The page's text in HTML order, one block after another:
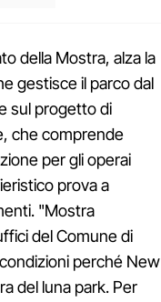
della Mostra, alza la
gestisce il parco dal
sul progetto di
che comprende
per gli operai
prova a
"Mostra
del Comune di
perché New
del luna park. Per